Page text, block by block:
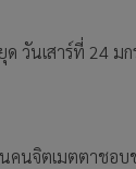
วันเสาร์ที่ 24 ม
คนจิตเมตตาชอ